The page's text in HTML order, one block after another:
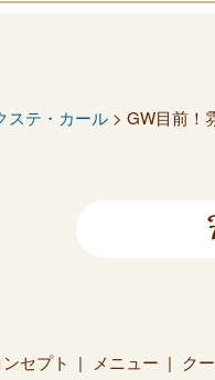
ステ・カール > GW目前！
ンセプト メニュー ク